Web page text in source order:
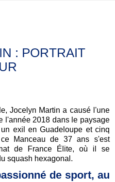
: PORTRAIT
Jocelyn Martin a causé l'une
l'année 2018 dans le paysage
exil en Guadeloupe et cinq
Manceau de 37 ans s'est
de France Élite, où il se
squash hexagonal.
de sport, au